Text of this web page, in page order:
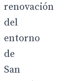
renovación
del
entorno
de
San